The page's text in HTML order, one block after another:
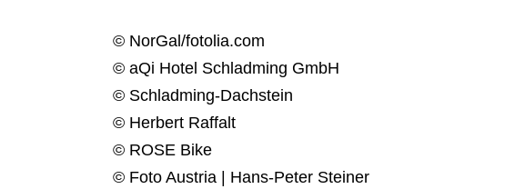
© NorGal/fotolia.com
© aQi Hotel Schladming GmbH
© Schladming-Dachstein
© Herbert Raffalt
© ROSE Bike
© Foto Austria | Hans-Peter Steiner